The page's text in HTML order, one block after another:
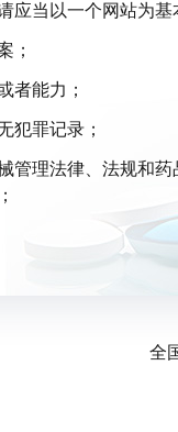
应当以一个网站为基
；
者能力；
犯罪记录；
管理法律、法规和药
全